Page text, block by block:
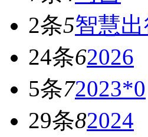
2条5智慧
24条62026
5条72023*0
29条82024